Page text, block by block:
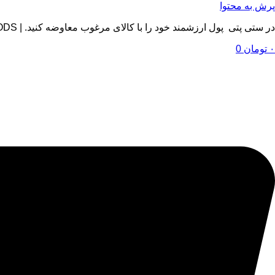
پرش به محتوا
در ستی پتی پول ارزشمند خود را با کالای مرغوب معاوضه کنید. | BY SETIPETI , EXCHANGE YOUR VALUABLE MONEY WITH QUALITY GOODS
۰ تومان 0